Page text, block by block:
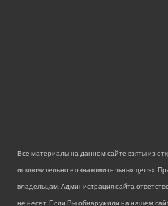
Все материалы на данном сайте взяты из
исключительно в ознакомительных целях.
владельцам. Администрация сайта
не несет. Если Вы обнаружили на нашем